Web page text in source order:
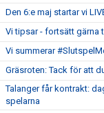
Den 6:e maj startar vi
Vi tipsar - fortsätt gärna
Vi summerar
Gräsroten: Tack för att
Talanger får kontrakt:
spelarna